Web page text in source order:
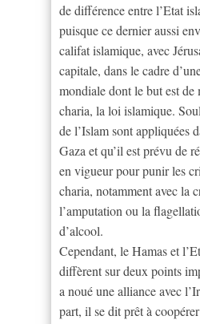
de différence entre l’Etat
puisque ce dernier aussi
califat islamique, avec
capitale, dans le cadre
mondiale dont le but est
charia, la loi islamique.
de l’Islam sont appliquées
Gaza et qu’il est prévu de
en vigueur pour punir les
charia, notamment avec la
l’amputation ou la
d’alcool.
Cependant, le Hamas et
diffèrent sur deux points
a noué une alliance avec
part, il se dit prêt à